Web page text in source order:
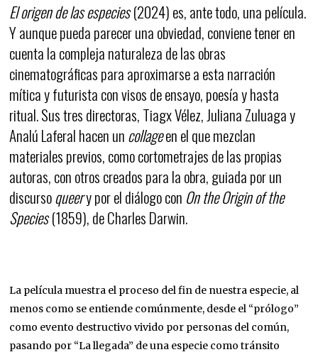
El origen de las especies(2024) es, ante todo, una película.
Y aunque pueda parecer una obviedad, conviene tener en
cuenta la compleja naturaleza de las obras
cinematográficas para aproximarse a esta narración
mítica y futurista con visos de ensayo, poesía y hasta
ritual. Sus tres directoras, Tiagx Vélez, Juliana Zuluaga y
Analú Laferal hacen uncollageen el que mezclan
materiales previos, como cortometrajes de las propias
autoras, con otros creados para la obra, guiada por un
discursoqueery por el diálogo con On the Origin of the
Species(1859), de Charles Darwin.
La película muestra el proceso del fin de nuestra especie, al
menos como se entiende comúnmente, desde el “prólogo”
como evento destructivo vivido por personas del común,
pasando por “La llegada” de una especie como tránsito